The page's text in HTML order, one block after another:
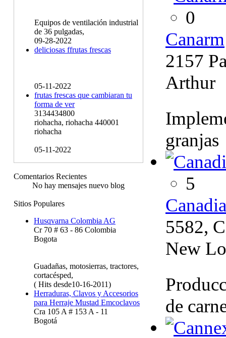
Equipos de ventilación industrial
de 36 pulgadas,
09-28-2022
deliciosas ffrutas frescas
05-11-2022
frutas frescas que cambiaran tu
forma de ver
3134434800
riohacha, riohacha 440001
riohacha
05-11-2022
Comentarios Recientes
No hay mensajes nuevo blog
Sitios Populares
Husqvarna Colombia AG
Cr 70 # 63 - 86 Colombia
Bogota
Guadañas, motosierras, tractores,
cortacésped,
( Hits desde10-16-2011)
Herraduras, Clavos y Accesorios
para Herraje Mustad Emcoclavos
Cra 105 A # 153 A - 11
Bogotá
0
Canarm
2157
Arthur
granjas
5
5582,
New
de